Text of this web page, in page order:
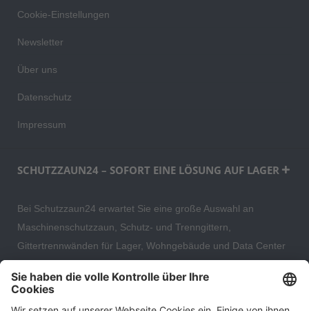
Cookie-Einstellungen
Newsletter
Über uns
Datenschutz
Impressum
SCHUTZZAUN24 – SOFORT EINE LÖSUNG AUF LAGER
Bei Schutzzaun24 erwartet Sie eine große Auswahl an
Maschinenschutzzaun, Schutz- und Trenngittern,
Gittertrennwänden für Lager, Wohngebäude und Data Center
hochwertige Gartenzäune und Zaunsysteme für die sichere